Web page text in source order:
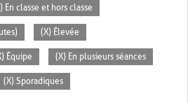
En classe et hors classe
(X) Élevée
Équipe (X) En plusieurs séances
(X) Sporadiques